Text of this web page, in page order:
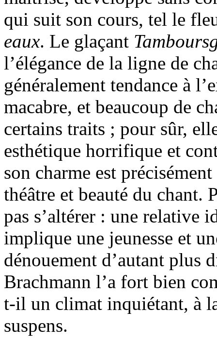
qui suit son cours, tel le
eaux. Le glaçant
l’élégance de la ligne de
généralement tendance à
macabre, et beaucoup de
certains traits ; pour sûr,
esthétique horrifique et
son charme est
théâtre et beauté du chant.
pas s’altérer : une relative
implique une jeunesse et
dénouement d’autant plus
Brachmann l’a fort bien
t-il un climat inquiétant, à
suspens.